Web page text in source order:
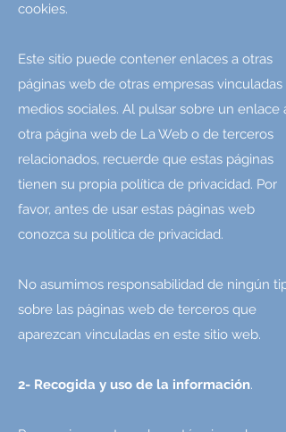
cookies.
Este sitio puede contener enlaces a otras
páginas web de otras empresas vinculadas o
medios sociales. Al pulsar sobre un enlace a
otra página web de La Web o de terceros
relacionados, recuerde que estas páginas
tienen su propia política de privacidad. Por
favor, antes de usar estas páginas web
conozca su política de privacidad.
No asumimos responsabilidad de ningún
sobre las páginas web de terceros que
aparezcan vinculadas en este sitio web.
2- Recogida y uso de la información.